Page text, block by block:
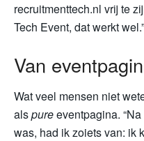
recruitmenttech.nl vrij te
Tech Event, dat werkt wel.”
Van
Wat veel mensen niet
alspureeventpagina.
was, had ik zoiets van: ik